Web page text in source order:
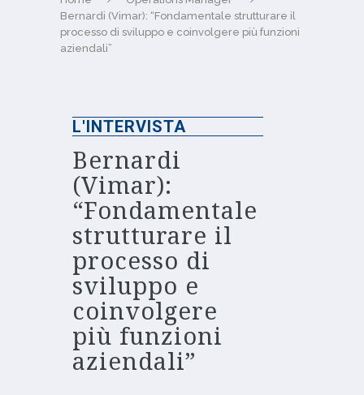
Bernardi (Vimar): “Fondamentale strutturare il
processo di sviluppo e coinvolgere più funzioni
aziendali”
L'INTERVISTA
Bernardi
(Vimar):
“Fondamentale
strutturare il
processo di
sviluppo e
coinvolgere
più funzioni
aziendali”